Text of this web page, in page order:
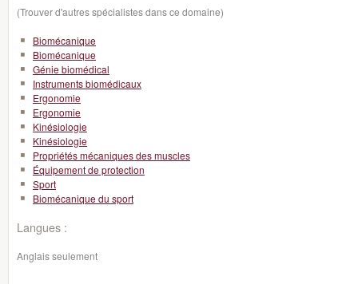
(Trouver d'autres spécialistes dans ce domaine)
Biomécanique
Biomécanique
Génie biomédical
Instruments biomédicaux
Ergonomie
Ergonomie
Kinésiologie
Kinésiologie
Propriétés mécaniques des muscles
Équipement de protection
Sport
Biomécanique du sport
Langues :
Anglais seulement